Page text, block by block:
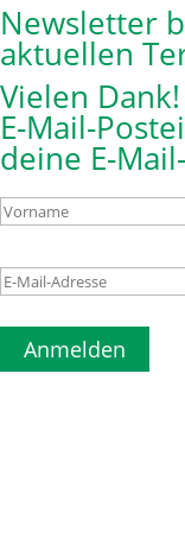
Newsletter
aktuellen
Vielen
E-Mail-
deine E-
Anmelden